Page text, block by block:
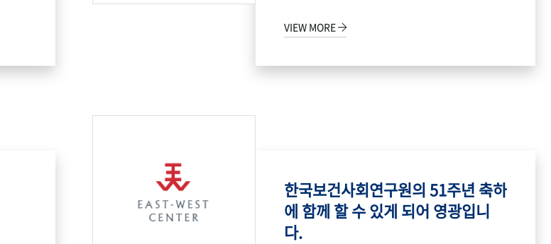
VIEW MORE
한국보건사회연구원의 51주년 축하
에 함께 할 수 있게 되어 영광입니
다.